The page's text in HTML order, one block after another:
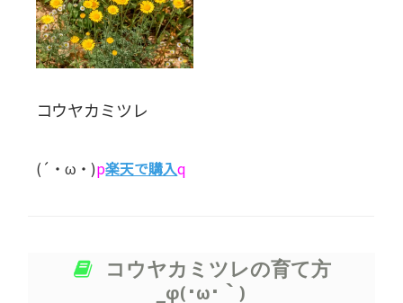
コウヤカミツレ
(´・ω・)p楽天で購入q
コウヤカミツレの育て方
_φ(･ω･｀)